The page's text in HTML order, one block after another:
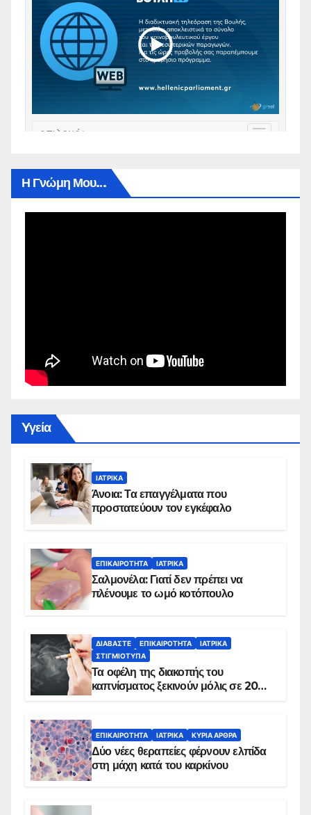
Η Γνώμη Μου…
Yγεία
ΙΑΤΡΙΚΆ
Άνοια: Τα επαγγέλματα που
προστατεύουν τον εγκέφαλο
ΕΠΙΚΑΙΡΌΤΗΤΑ ΙΑΤΡΙΚΆ
Σαλμονέλα: Γιατί δεν πρέπει να
πλένουμε το ωμό κοτόπουλο
ΔΙΑΒΆΣΤΕ ΕΠΙΚΑΙΡΌΤΗΤΑ
ΙΑΤΡΙΚΆ
ΣΤΙΓΜΙΌΤΥΠΑ
Τα οφέλη της διακοπής του
καπνίσματος ξεκινούν μόλις σε 20
ΕΠΙΚΑΙΡΌΤΗΤΑ ΙΑΤΡΙΚΆ ΚΥΡΙΑ ΑΡΘΡΑ
Δύο νέες θεραπείες φέρνουν ελπίδα
στη μάχη κατά του καρκίνου